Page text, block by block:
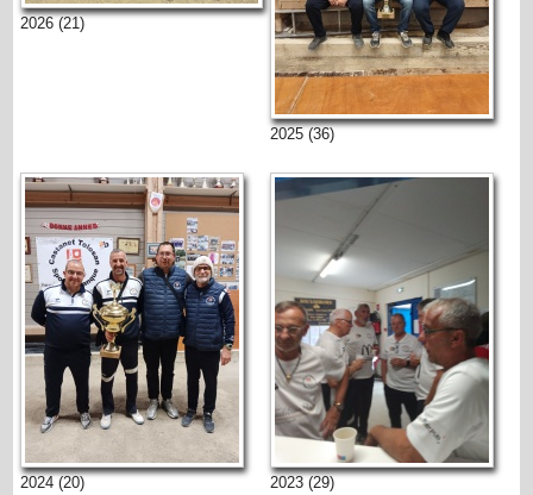
2026 (21)
2025 (36)
2024 (20) 2023 (29)